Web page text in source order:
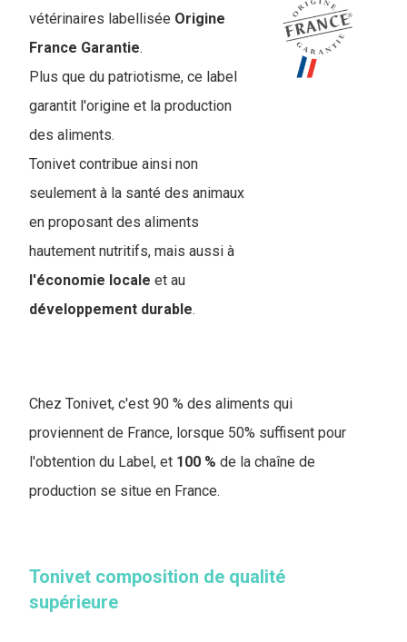
vétérinaires labellisée Origine
France Garantie.
Plus que du patriotisme, ce label
garantit l'origine et la production
des aliments.
Tonivet contribue ainsi non
seulement à la santé des animaux
en proposant des aliments
hautement nutritifs, mais aussi à
l'économie locale et au
développement durable.
Chez Tonivet, c'est 90 % des aliments qui
proviennent de France, lorsque 50% suffisent pour
l'obtention du Label, et 100 % de la chaîne de
production se situe en France.
Tonivet composition de qualité
supérieure